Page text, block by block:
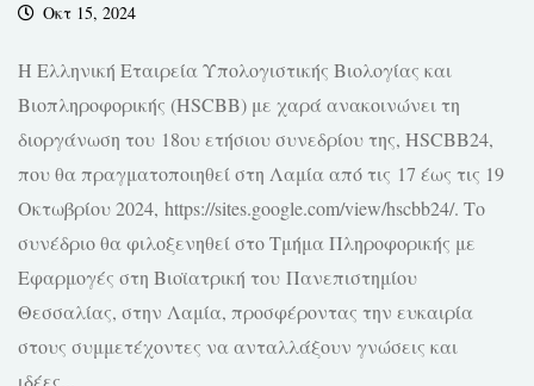
Οκτ 15, 2024
Η Ελληνική Εταιρεία Υπολογιστικής Βιολογίας και
Βιοπληροφορικής (HSCBB) με χαρά ανακοινώνει τη
διοργάνωση του 18ου ετήσιου συνεδρίου της, HSCBB24,
που θα πραγματοποιηθεί στη Λαμία από τις 17 έως τις 19
Οκτωβρίου 2024, https://sites.google.com/view/hscbb24/. Το
συνέδριο θα φιλοξενηθεί στο Τμήμα Πληροφορικής με
Εφαρμογές στη Βιοϊατρική του Πανεπιστημίου
Θεσσαλίας, στην Λαμία, προσφέροντας την ευκαιρία
στους συμμετέχοντες να ανταλλάξουν γνώσεις και
ιδέες...